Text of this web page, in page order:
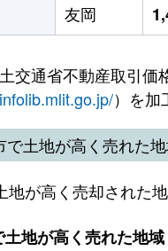
友岡
交通省不動産取引価
）を加
で土地が高く売れた
地が高く売却された地
地が高く売れた地域